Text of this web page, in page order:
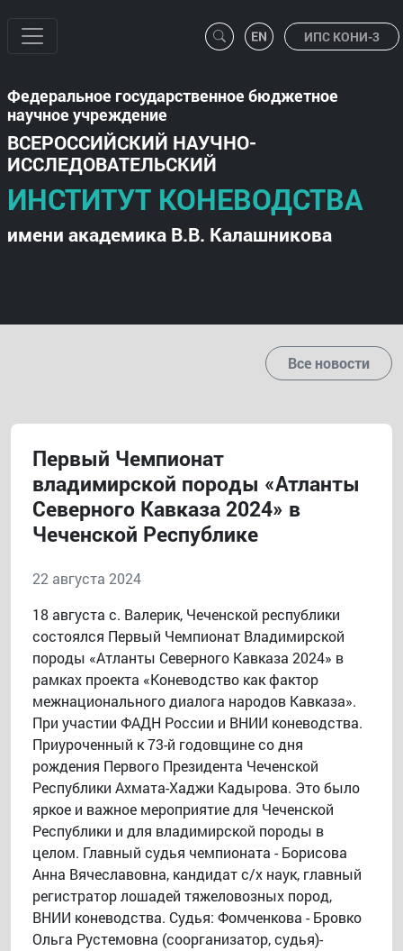
ИПС КОНИ-3
Федеральное государственное бюджетное
научное учреждение
ВСЕРОССИЙСКИЙ НАУЧНО-
ИССЛЕДОВАТЕЛЬСКИЙ
ИНСТИТУТ КОНЕВОДСТВА
имени академика В.В. Калашникова
Все новости
Первый Чемпионат
владимирской породы «Атланты
Северного Кавказа 2024» в
Чеченской Республике
22 августа 2024
18 августа с. Валерик, Чеченской республики
состоялся Первый Чемпионат Владимирской
породы «Атланты Северного Кавказа 2024» в
рамках проекта «Коневодство как фактор
межнационального диалога народов Кавказа».
При участии ФАДН России и ВНИИ коневодства.
Приуроченный к 73-й годовщине со дня
рождения Первого Президента Чеченской
Республики Ахмата-Хаджи Кадырова. Это было
яркое и важное мероприятие для Чеченской
Республики и для владимирской породы в
целом. Главный судья чемпионата - Борисова
Анна Вячеславовна, кандидат с/х наук, главный
регистратор лошадей тяжеловозных пород,
ВНИИ коневодства. Судья: Фомченкова - Бровко
Ольга Рустемовна (соорганизатор, судья)-